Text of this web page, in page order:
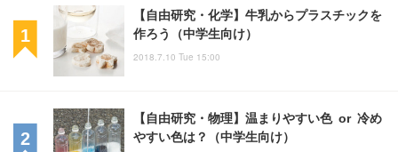
【自由研究・化学】牛乳からプラスチックを
作ろう（中学生向け）
2018.7.10 Tue 15:00
【自由研究・物理】温まりやすい色 or 冷め
やすい色は？（中学生向け）